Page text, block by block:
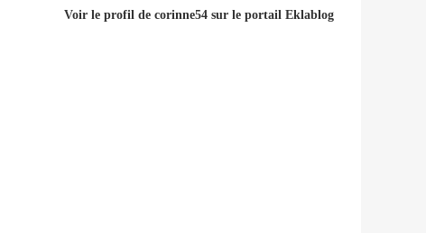
Voir le profil de corinne54sur le portail Eklablog